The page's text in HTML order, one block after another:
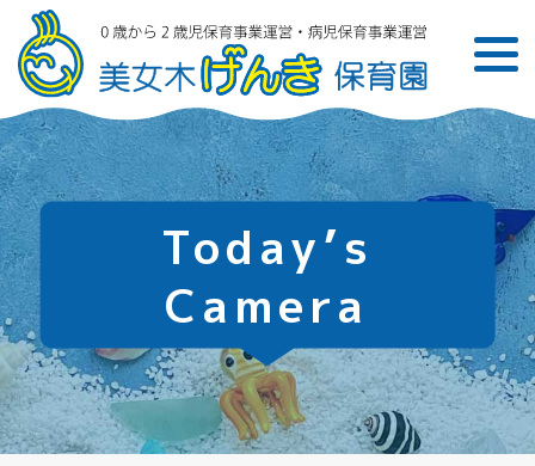
Today’s
Camera